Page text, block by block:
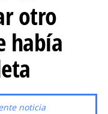
otro
había
noticia